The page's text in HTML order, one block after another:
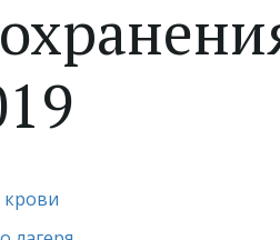
крови